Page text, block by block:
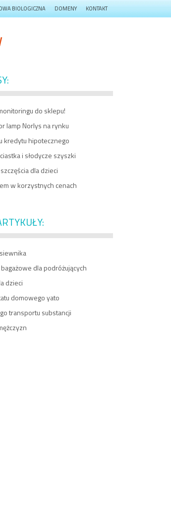
BIOLOGICZNA DOMENY KONTAKT
do sklepu!
lamp Norlys na rynku
kredytu hipotecznego
i słodycze szyszki
dla dzieci
w korzystnych cenach
dla podróżujących
dzieci
domowego yato
transportu substancji